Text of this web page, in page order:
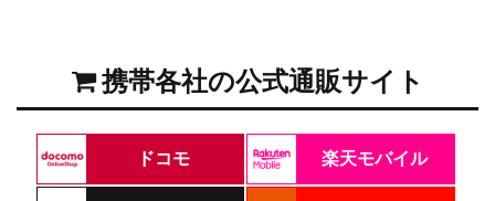
携帯各社の公式通販サイト
ドコモ 楽天モバイル